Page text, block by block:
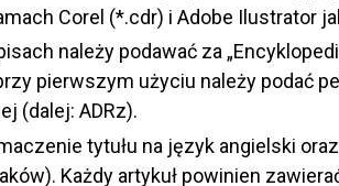
Corel (*.cdr) i Adobe Ilustrator
należy podawać za
pierwszym użyciu należy podać
(dalej: ADRz).
tytułu na język angielski
Każdy artykuł powinien